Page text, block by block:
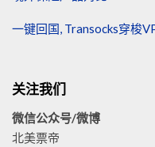
一键回国, Transocks穿梭
关注我们
微信公众号/微博
北美票帝